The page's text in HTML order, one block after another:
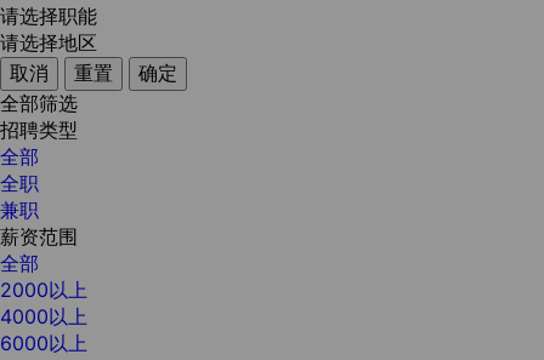
请选择职能
请选择地区
取消
重置
确定
全部筛选
招聘类型
全部
全职
兼职
薪资范围
全部
2000以上
4000以上
6000以上